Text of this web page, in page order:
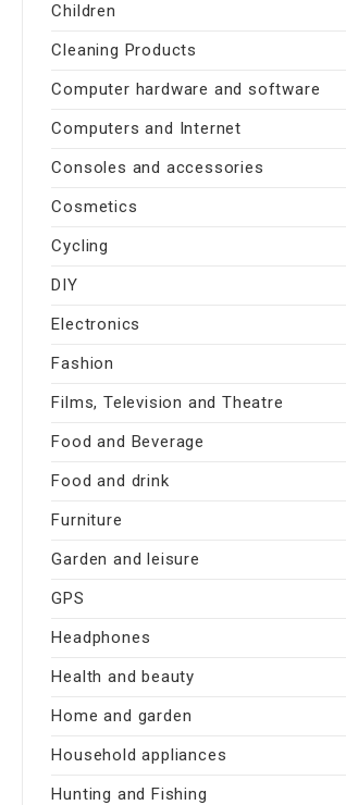
Children
Cleaning Products
Computer hardware and software
Computers and Internet
Consoles and accessories
Cosmetics
Cycling
DIY
Electronics
Fashion
Films, Television and Theatre
Food and Beverage
Food and drink
Furniture
Garden and leisure
GPS
Headphones
Health and beauty
Home and garden
Household appliances
Hunting and Fishing